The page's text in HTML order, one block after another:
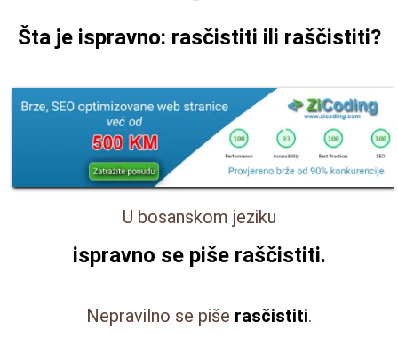
Šta je ispravno: rasčistiti ili raščistiti?
U bosanskom jeziku
ispravno se piše raščistiti.
Nepravilno se piše rasčistiti.